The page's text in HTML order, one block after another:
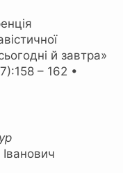
й завтра»
– 162 •